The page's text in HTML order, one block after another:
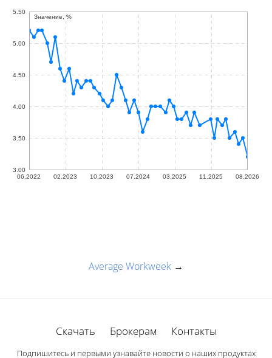
Average Workweek →
Скачать Брокерам Контакты
Подпишитесь и первыми узнавайте новости о наших продуктах